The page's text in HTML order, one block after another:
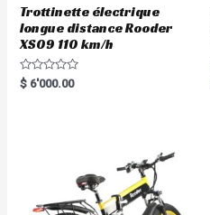
Trottinette électrique
longue distance Rooder
XS09 110 km/h
R
a
$ 6'000.00